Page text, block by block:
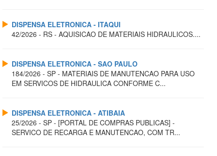
DISPENSA ELETRONICA - ITAQUI
42/2026 - RS - AQUISICAO DE MATERIAIS HIDRAULICOS....
DISPENSA ELETRONICA - SAO PAULO
184/2026 - SP - MATERIAIS DE MANUTENCAO PARA USO
EM SERVICOS DE HIDRAULICA CONFORME C...
DISPENSA ELETRONICA - ATIBAIA
25/2026 - SP - [PORTAL DE COMPRAS PUBLICAS] -
SERVICO DE RECARGA E MANUTENCAO, COM TR...